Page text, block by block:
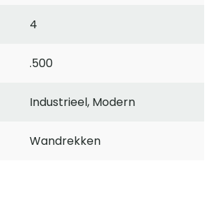
4
.500
Industrieel, Modern
Wandrekken